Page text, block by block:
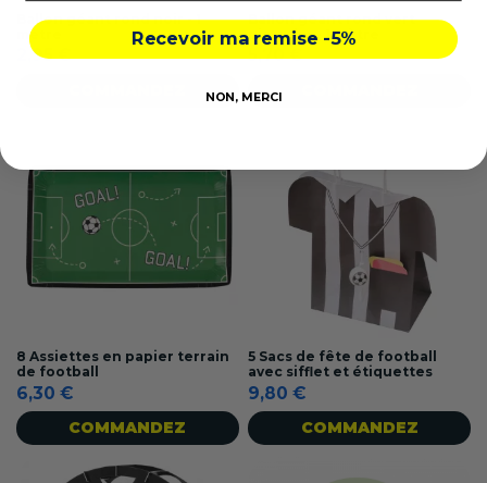
Ballon géant rond noir - 1
mètre
2,95 €
Ballon géant rond vert
pistache - 1 mètre
5,70 €
8 Assiettes en papier terrain
de football
6,30 €
COMMANDEZ
5 Sacs de fête de football
avec sifflet et étiquettes
9,80 €
COMMANDEZ
Recevoir ma remise -5%
NON, MERCI